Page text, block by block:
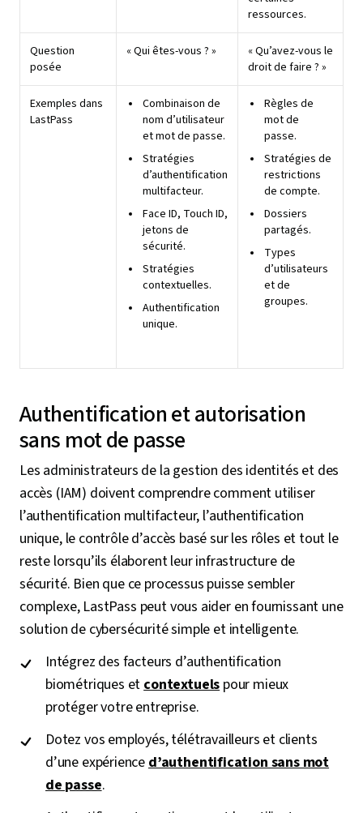
ressources.
Question
posée
« Qui êtes-vous ? »
« Qu’avez-vous le
droit de faire ? »
Exemples dans
LastPass
Combinaison de
nom d’utilisateur
et mot de passe.
Stratégies
d’authentification
multifacteur.
Face ID, Touch ID,
jetons de
sécurité.
Stratégies
contextuelles.
Authentification
unique.
Règles de
mot de
passe.
Stratégies de
restrictions
de compte.
Dossiers
partagés.
Types
d’utilisateurs
et de
groupes.
Authentification et autorisation
sans mot de passe
Les administrateurs de la gestion des identités et des
accès (IAM) doivent comprendre comment utiliser
l’authentification multifacteur, l’authentification
unique, le contrôle d’accès basé sur les rôles et tout le
reste lorsqu’ils élaborent leur infrastructure de
sécurité. Bien que ce processus puisse sembler
complexe, LastPass peut vous aider en fournissant une
solution de cybersécurité simple et intelligente.
Intégrez des facteurs d’authentification
biométriques et contextuels pour mieux
protéger votre entreprise.
Dotez vos employés, télétravailleurs et clients
d’une expérience d’authentification sans mot
de passe.